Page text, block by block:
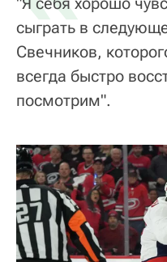
сыграть в
Свечников,
всегда быстро
посмотрим".